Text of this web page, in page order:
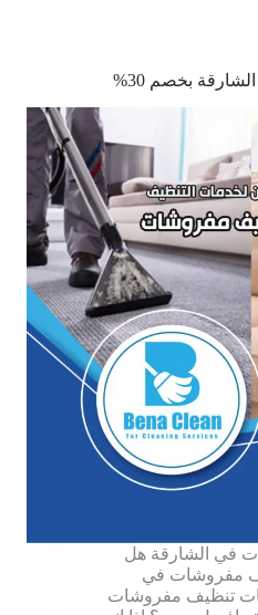
بخصم 30%
في الشارقة هل
مفروشات في
تنظيف مفروشات